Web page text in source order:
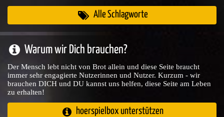
Alle Schlagworte
Warum wir Dich brauchen?
Der Mensch lebt nicht von Brot allein und diese Seite braucht
immer sehr engagierte Nutzerinnen und Nutzer. Kurzum - wir
brauchen DICH und DU kannst uns helfen, diese Seite am Leben
zu erhalten!
hoerspielbox unterstützen